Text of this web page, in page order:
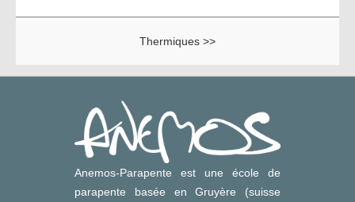
Thermiques >>
Anemos-Parapente est une école de
parapente basée en Gruyère (suisse